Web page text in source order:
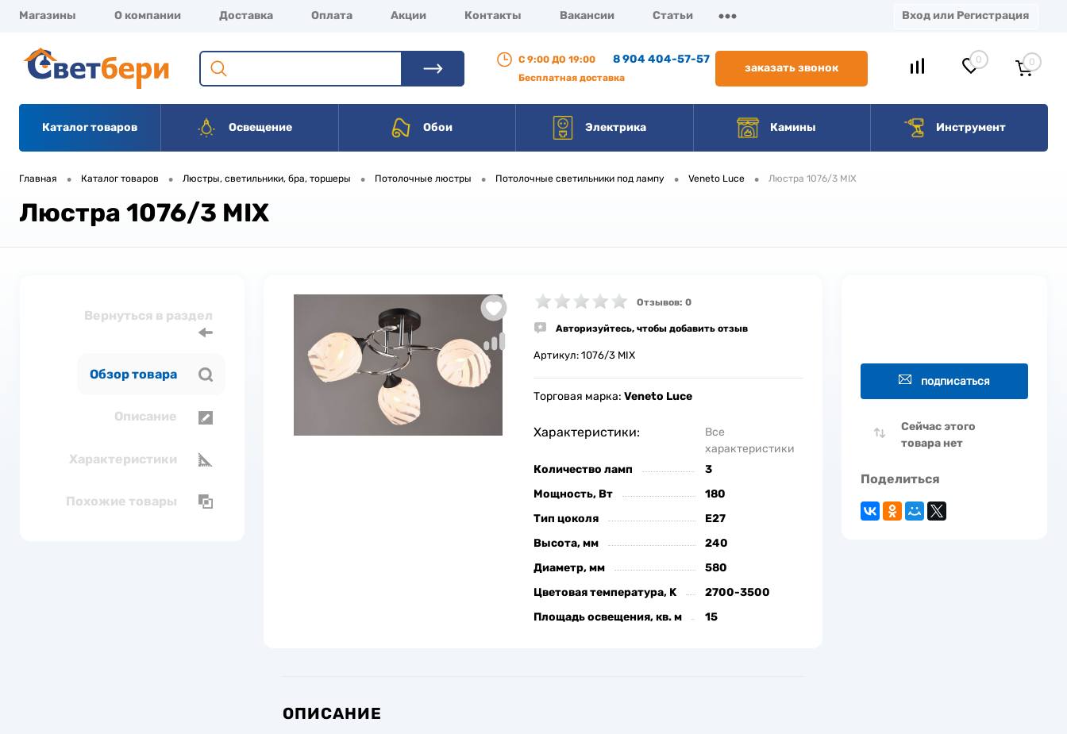
Магазины О компании Доставка Оплата Акции Контакты Вакансии Статьи Вход или Регистрация
С 9:00 ДО 19:00 8 904 404-57-57
Бесплатная доставка
заказать звонок
0 0
Каталог товаров Освещение Обои Электрика Камины Инструмент
Главная • Каталог товаров • Люстры, светильники, бра, торшеры • Потолочные люстры • Потолочные светильники под лампу • Veneto Luce • Люстра 1076/3 MIX
Люстра 1076/3 MIX
Вернуться в раздел
Обзор товара
Описание
Характеристики
Похожие товары
Отзывов: 0
Авторизуйтесь, чтобы добавить отзыв
Артикул: 1076/3 MIX
Торговая марка: Veneto Luce
Характеристики:
Все
характеристики
Количество ламп
3
Мощность, Вт
180
Тип цоколя
Е27
Высота, мм
240
Диаметр, мм
580
Цветовая температура, K
2700-3500
Площадь освещения, кв. м
15
ОПИСАНИЕ
подписаться
Сейчас этого
товара нет
Поделиться